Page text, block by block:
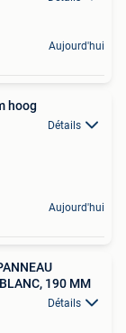
Aujourd'hui
hoog
Détails
Aujourd'hui
190 MM
Détails